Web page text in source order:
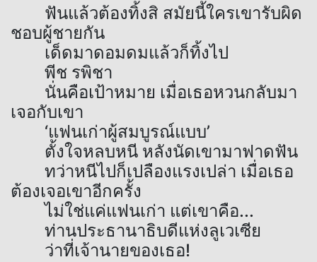
ฟันแล้วต้องทิ้งสิ สมัยนี้ใครเขารับผิด
ชอบผู้ชายกัน
เด็ดมาดอมดมแล้วก็ทิ้งไป
พีช รพิชา
นั่นคือเป้าหมาย เมื่อเธอหวนกลับมา
เจอกับเขา
‘แฟนเก่าผู้สมบูรณ์แบบ’
ตั้งใจหลบหนี หลังนัดเขามาฟาดฟัน
ทว่าหนีไปก็เปลืองแรงเปล่า เมื่อเธอ
ต้องเจอเขาอีกครั้ง
ไม่ใช่แค่แฟนเก่า แต่เขาคือ...
ท่านประธานาธิบดีแห่งลูเวเซีย
ว่าที่เจ้านายของเธอ!